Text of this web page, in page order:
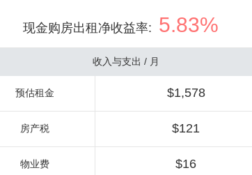
现金购房出租净收益率: 5.83%
收入与支出 / 月
预估租金 $1,578
房产税 $121
物业费 $16